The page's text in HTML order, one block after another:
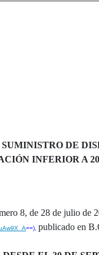
DE
INFERIOR A
8, de 28 de julio de
==), publicado en